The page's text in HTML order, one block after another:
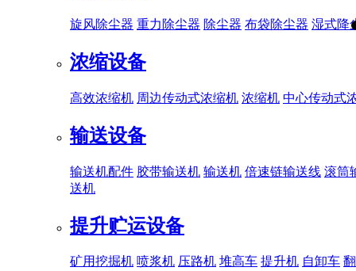
旋风除尘器 重力除尘器 除尘器 布袋除尘器 湿式降
浓缩设备
高效浓缩机 周边传动式浓缩机 浓缩机 中心传动式
输送设备
输送机配件 胶带输送机 输送机 倍速链输送线 滚筒
送机
提升贮运设备
矿用挖掘机 喷浆机 压路机 堆高车 提升机 自卸车